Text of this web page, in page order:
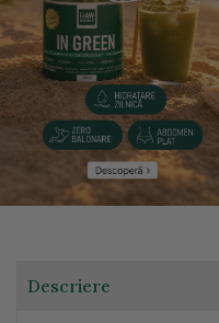
Descriere